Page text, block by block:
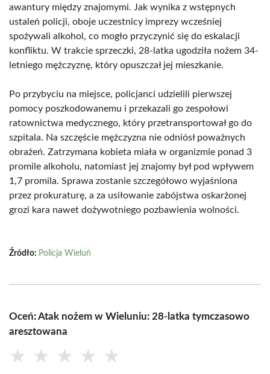
awantury między znajomymi. Jak wynika z wstępnych
ustaleń policji, oboje uczestnicy imprezy wcześniej
spożywali alkohol, co mogło przyczynić się do eskalacji
konfliktu. W trakcie sprzeczki, 28-latka ugodziła nożem 34-
letniego mężczyznę, który opuszczał jej mieszkanie.
Po przybyciu na miejsce, policjanci udzielili pierwszej
pomocy poszkodowanemu i przekazali go zespołowi
ratownictwa medycznego, który przetransportował go do
szpitala. Na szczęście mężczyzna nie odniósł poważnych
obrażeń. Zatrzymana kobieta miała w organizmie ponad 3
promile alkoholu, natomiast jej znajomy był pod wpływem
1,7 promila. Sprawa zostanie szczegółowo wyjaśniona
przez prokuraturę, a za usiłowanie zabójstwa oskarżonej
grozi kara nawet dożywotniego pozbawienia wolności.
Źródło: Policja Wieluń
Oceń: Atak nożem w Wieluniu: 28-latka tymczasowo
aresztowana
★ ★ ★ ★ ★